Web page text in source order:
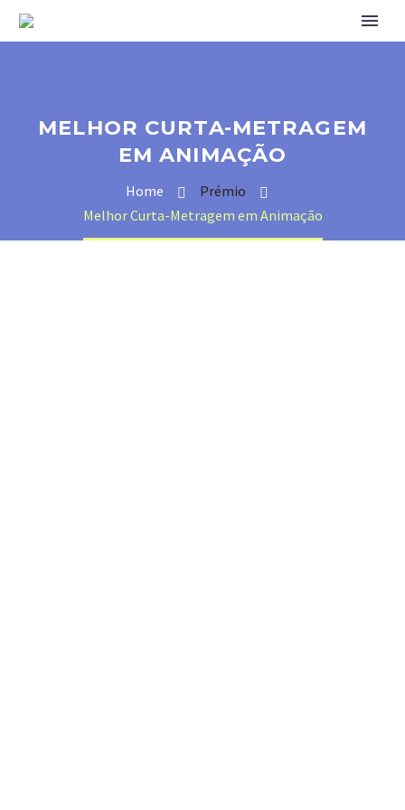
MELHOR CURTA-METRAGEM
EM ANIMAÇÃO
Home
Prémio
Melhor Curta-Metragem em Animação